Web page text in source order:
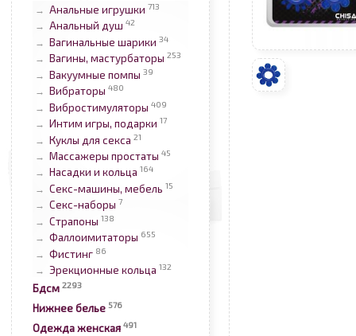
→ Анальные игрушки 713
→ Анальный душ 42
→ Вагинальные шарики 34
→ Вагины, мастурбаторы 253
→ Вакуумные помпы 39
→ Вибраторы 480
→ Вибростимуляторы 409
→ Интим игры, подарки 17
→ Куклы для секса 21
→ Массажеры простаты 45
→ Насадки и кольца 164
→ Секс-машины, мебель 15
→ Секс-наборы 7
→ Страпоны 138
→ Фаллоимитаторы 655
→ Фистинг 86
→ Эрекционные кольца 132
Бдсм 2293
Нижнее белье 576
Одежда женская 491